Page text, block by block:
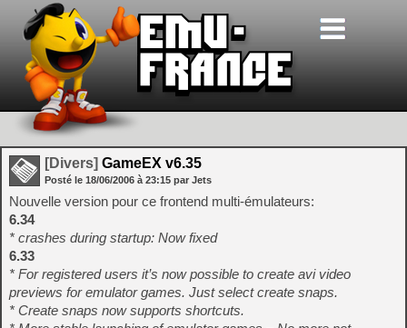
[Divers] GameEX v6.35
Posté le 18/06/2006 à 23:15 par Jets
Nouvelle version pour ce frontend multi-émulateurs:
6.34
* crashes during startup: Now fixed
6.33
* For registered users it’s now possible to create avi video
previews for emulator games. Just select create snaps.
* Create snaps now supports shortcuts.